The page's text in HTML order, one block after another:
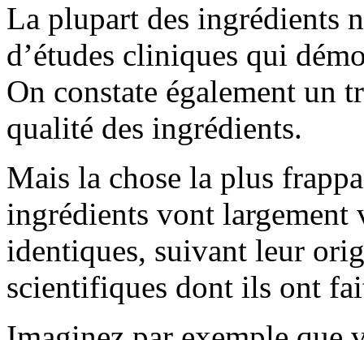
La plupart des ingrédients
d’études cliniques qui
On constate également un
qualité des ingrédients.
Mais la chose la plus
ingrédients vont largement
identiques, suivant leur
scientifiques dont ils ont